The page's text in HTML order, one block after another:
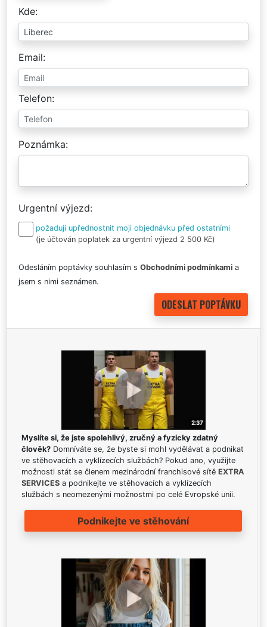
Kde
Email
Telefon
Poznámka
Urgentní výjezd
požaduji upřednostnit moji objednávku před ostatními
(je účtován poplatek za urgentní výjezd 2 500 Kč)
Odesláním poptávky souhlasím s Obchodními podmínkami a
jsem s nimi seznámen.
Myslíte si, že jste spolehlivý, zručný a fyzicky zdatný
člověk? Domníváte se, že byste si mohl vydělávat a podnikat
ve stěhovacích a vyklízecích službách? Pokud ano, využijte
možnosti stát se členem mezinárodní franchisové sítě EXTRA
SERVICES a podnikejte ve stěhovacích a vyklízecích
službách s neomezenými možnostmi po celé Evropské unii.
Podnikejte ve stěhování